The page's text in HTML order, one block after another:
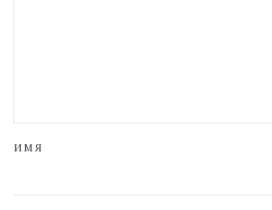
ИМЯ